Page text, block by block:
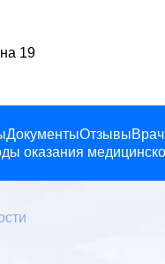
Ленина 19
ДокументыОтзывы
оказания